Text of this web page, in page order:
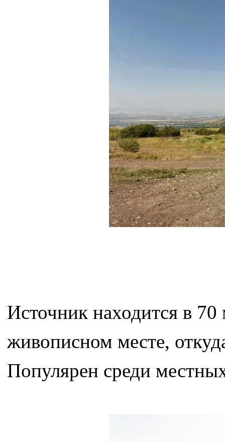
Источник находится в
живописном месте,
Популярен среди